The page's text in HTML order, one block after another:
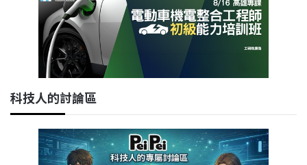
科技人的討論區